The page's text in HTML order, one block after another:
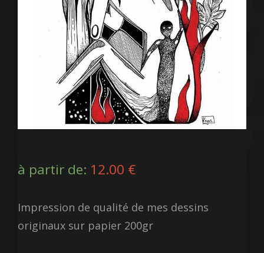
à partir de: 12.00 €
Impression de qualité de mes dessins
originaux sur papier 200gr